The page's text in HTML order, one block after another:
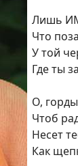
Лишь
Что
У той
Где ты
О,
Чтоб
Несет
Как